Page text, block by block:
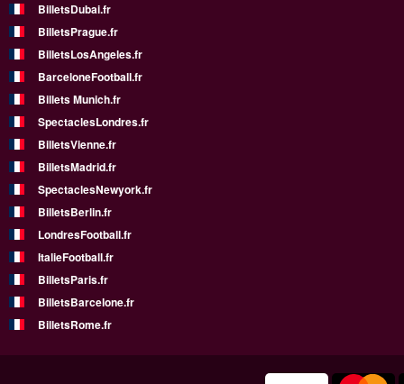
BilletsDubai.fr
BilletsPrague.fr
BilletsLosAngeles.fr
BarceloneFootball.fr
Billets Munich.fr
SpectaclesLondres.fr
BilletsVienne.fr
BilletsMadrid.fr
SpectaclesNewyork.fr
BilletsBerlin.fr
LondresFootball.fr
ItalieFootball.fr
BilletsParis.fr
BilletsBarcelone.fr
BilletsRome.fr